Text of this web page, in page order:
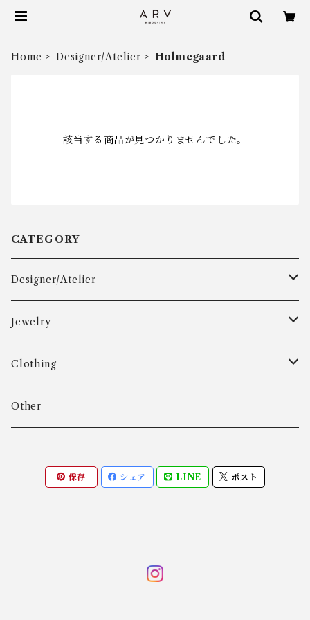
Home Designer/Atelier Holmegaard
該当する商品が見つかりませんでした。
CATEGORY
Designer/Atelier
Aarre & Krogh
Age Fausing
Algot Chr. Enevoldsen
ALTON
Jewelry
Bracelet
Ring
Clothing
Outer
Bottoms
Other
保存 シェア LINE ポスト